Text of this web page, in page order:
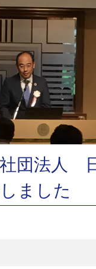
団法人
ました